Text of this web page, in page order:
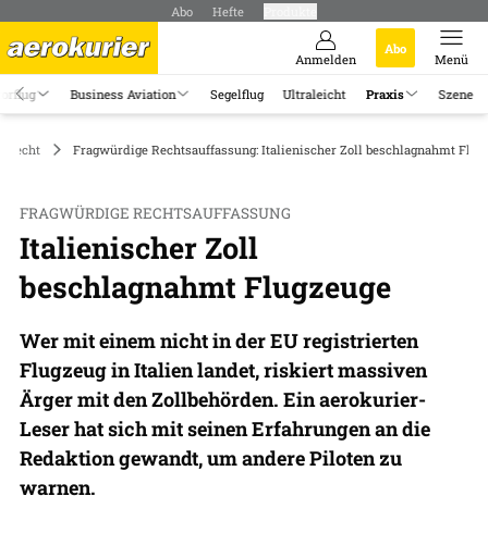
Abo Hefte
Anmelden
Abo
Menü
Business Aviation Segelflug Ultraleicht Praxis Szene
Fragwürdige Rechtsauffassung: Italienischer Zoll beschlagnahmt
FRAGWÜRDIGE RECHTSAUFFASSUNG
Italienischer Zoll
beschlagnahmt Flugzeuge
Wer mit einem nicht in der EU registrierten
Flugzeug in Italien landet, riskiert massiven
Ärger mit den Zollbehörden. Ein aerokurier-
Leser hat sich mit seinen Erfahrungen an die
Redaktion gewandt, um andere Piloten zu
warnen.